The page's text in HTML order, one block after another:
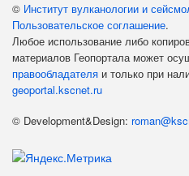
© Институт вулканологии и
Пользовательское соглашение.
Любое использование либо
материалов Геопортала может
правообладателя и только при
geoportal.kscnet.ru
© Development&Design: